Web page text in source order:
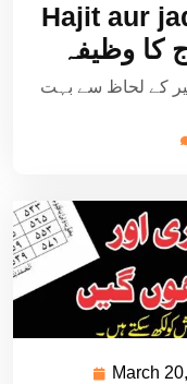
Hajit aur
کا وظیفہ
کے لحاظ سے بہت
March